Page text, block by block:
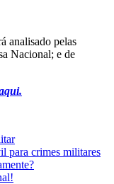
analisado pelas
Nacional; e de
para crimes militares